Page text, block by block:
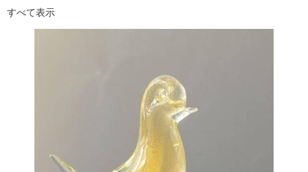
すべて表示